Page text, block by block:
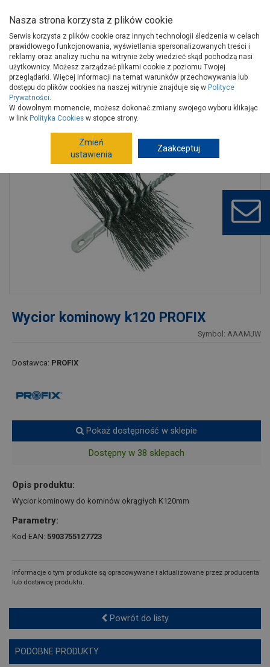
Strona główna Instalacje
Ogrzewanie pomieszczeń
Kominki
Kosze akcesoria, konserwacja
Wycior kominowy k120 PROFIX
Wycior kominowy k120 PROFIX
Symbol: AAAMJW
Dostawca: PROFIX
Pokaż dostępność w sklepie
Dostępny w 38 sklepach
Opis produktu:
Wycior kominowy do kominów okrągłych K120mm
Parametry:
Kod EAN: 5903755127723
Informacje o tym produkcie są opracowywane i aktualizowane przez producenta
lub dostawcę produktu.
Powrót do listy
PODOBNE PRODUKTY
Nasza strona korzysta z plików cookie
Serwis korzysta z plików cookie oraz innych technologii śledzenia w celach
prawidłowego funkcjonowania, wyświetlania spersonalizowanych treści i
reklamy oraz analizy ruchu na witrynie żeby wiedzieć skąd pochodzą nasi
użytkownicy. Możesz zarządzać plikami cookie z poziomu Twojej
przeglądarki. Więcej informacji na temat warunków przechowywania lub
dostępu do plików cookies na naszej witrynie znajduje się w Polityce
Prywatności.
W dowolnym momencie, możesz dokonać zmiany swojego wyboru klikając
w link Polityka Cookies w stopce strony.
Zmień
ustawienia
Zaakceptuj